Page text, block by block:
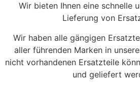
Wir bieten Ihnen eine schnelle
Lieferung von
Wir haben alle gängigen
aller führenden Marken in
nicht vorhandenen Ersatzteile
und geliefert